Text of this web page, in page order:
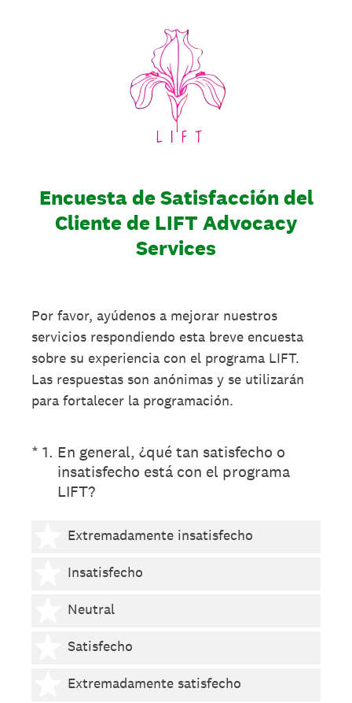
Encuesta de Satisfacción del
Cliente de LIFT Advocacy
Services
Por favor, ayúdenos a mejorar nuestros
servicios respondiendo esta breve encuesta
sobre su experiencia con el programa LIFT.
Las respuestas son anónimas y se utilizarán
para fortalecer la programación.
* 1. En general, ¿qué tan satisfecho o
insatisfecho está con el programa
LIFT?
(Obligatorio).
Extremadamente insatisfecho
1 estrella
Insatisfecho
2 estrellas
Neutral
3 estrellas
Satisfecho
4 estrellas
Extremadamente satisfecho
5 estrellas